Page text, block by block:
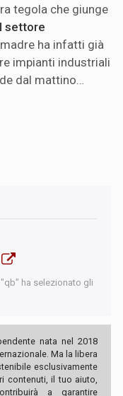
tegola che giunge
settore
madre ha infatti già
impianti industriali
dal mattino…
ha selezionato gli
nata nel 2018
Ma la libera
esclusivamente
contenuti, il tuo aiuto,
a garantire